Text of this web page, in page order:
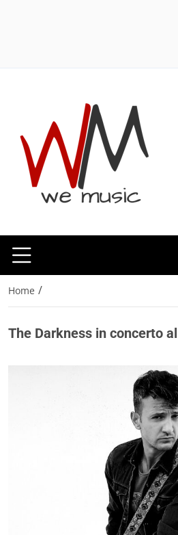
Home /
The Darkness in concerto